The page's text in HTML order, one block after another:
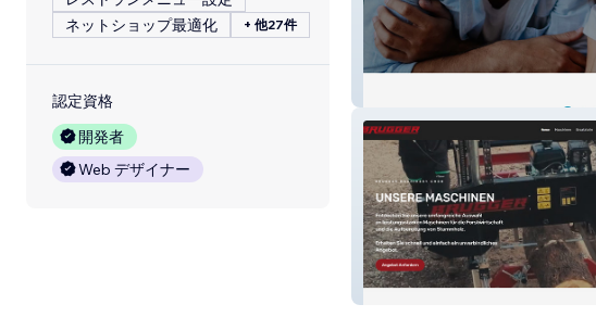
ネットショップ最適化
+ 他27件
認定資格
開発者
Web デザイナー
BRUGGER MACHINERY